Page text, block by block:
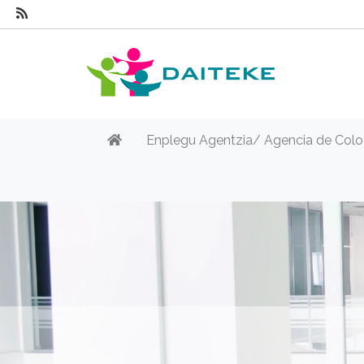
Enplegu Agentzia/ Agencia de